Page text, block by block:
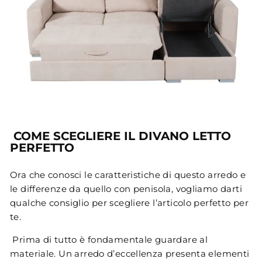
COME SCEGLIERE IL DIVANO LETTO
PERFETTO
Ora che conosci le caratteristiche di questo arredo e
le differenze da quello con penisola, vogliamo darti
qualche consiglio per scegliere l’articolo perfetto per
te.
Prima di tutto è fondamentale guardare al
materiale. Un arredo d’eccellenza presenta elementi